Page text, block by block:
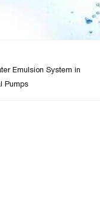
Emulsion System in
Pumps